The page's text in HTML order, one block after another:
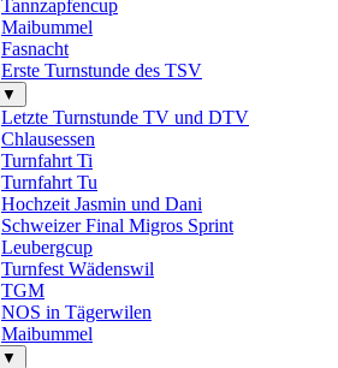
Tannzapfencup
Maibummel
Fasnacht
Erste Turnstunde des TSV
▼
Letzte Turnstunde TV und DTV
Chlausessen
Turnfahrt Ti
Turnfahrt Tu
Hochzeit Jasmin und Dani
Schweizer Final Migros Sprint
Leubergcup
Turnfest Wädenswil
TGM
NOS in Tägerwilen
Maibummel
▼